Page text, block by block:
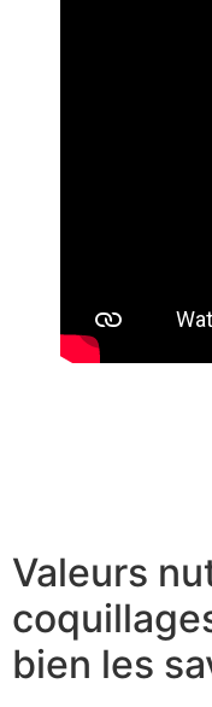
Valeurs
bien les